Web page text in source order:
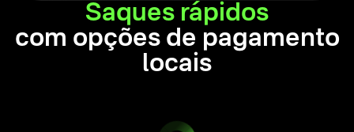
Saques rápidos
com opções de pagamento
locais